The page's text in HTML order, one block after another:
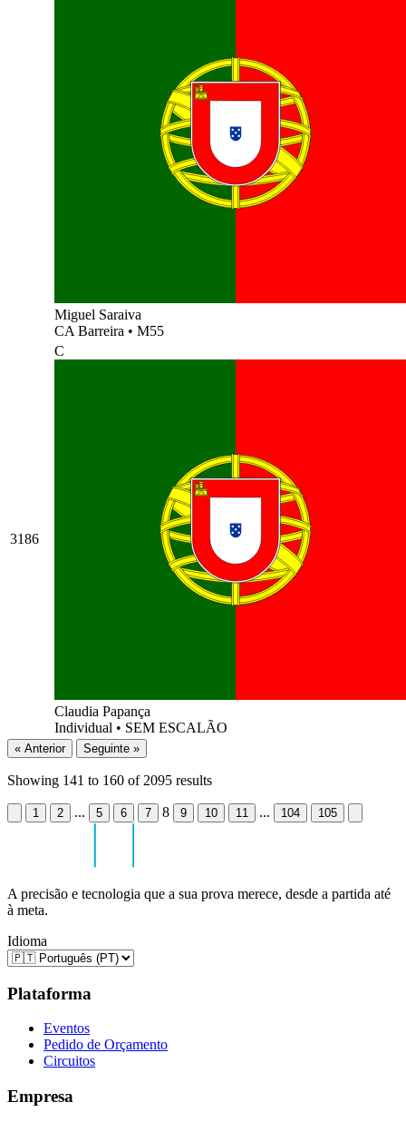
Miguel Saraiva
CA Barreira • M55
3186
C
Claudia Papança
Individual • SEM ESCALÃO
« Anterior Seguinte »
Showing 141 to 160 of 2095 results
1 2 ... 5 6 7 8 9 10 11 ... 104 105
A precisão e tecnologia que a sua prova merece, desde a partida até
à meta.
Idioma
Plataforma
Eventos
Pedido de Orçamento
Circuitos
Empresa